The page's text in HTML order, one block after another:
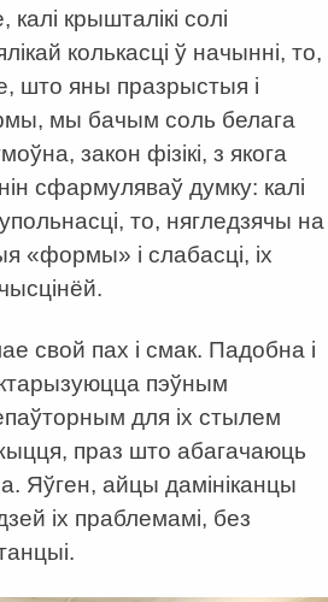
крышталікі солі
колькасці ў начынні, то,
што яны празрыстыя і
мы бачым соль белага
закон фізікі, з якога
сфармуляваў думку: калі
то, нягледзячы на
«формы» і слабасці, іх
свой пах і смак. Падобна і
пэўным
для іх стылем
праз што абагачаюць
Яўген, айцы дамініканцы
іх праблемамі, без